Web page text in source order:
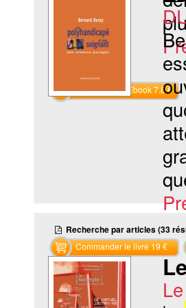
Commander l'Ebook 7.8 €
Commander le livre 19 €
Recherche par articles (33